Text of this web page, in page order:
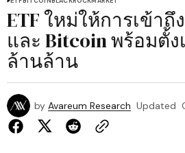
ETF ใหม่ให้การเข้า
และ Bitcoin พร้อมตั้ง
ล้านล้าน
by Avareum Research Updated